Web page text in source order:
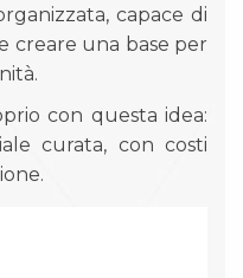
capace di
creare una base per
con questa idea:
curata, con costi